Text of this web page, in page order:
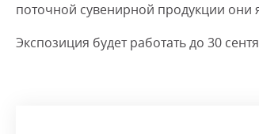
поточной сувенирной продукции они
Экспозиция будет работать до 30